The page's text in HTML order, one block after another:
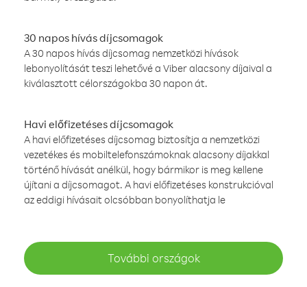
30 napos hívás díjcsomagok
A 30 napos hívás díjcsomag nemzetközi hívások
lebonyolítását teszi lehetővé a Viber alacsony díjaival a
kiválasztott célországokba 30 napon át.
Havi előfizetéses díjcsomagok
A havi előfizetéses díjcsomag biztosítja a nemzetközi
vezetékes és mobiltelefonszámoknak alacsony díjakkal
történő hívását anélkül, hogy bármikor is meg kellene
újítani a díjcsomagot. A havi előfizetéses konstrukcióval
az eddigi hívásait olcsóbban bonyolíthatja le
További országok